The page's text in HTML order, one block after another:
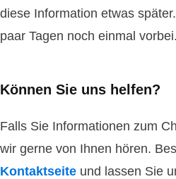
diese Information etwas
paar Tagen noch einmal vorbei.
Können Sie uns helfen?
Falls Sie Informationen zum
wir gerne von Ihnen hören.
Kontaktseite und lassen Sie